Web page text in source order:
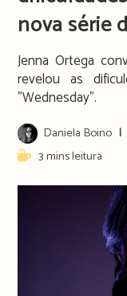
nova série
Jenna Ortega
revelou as
"Wednesday".
Post
author:
Daniela Boino
Reading3 mins leitura